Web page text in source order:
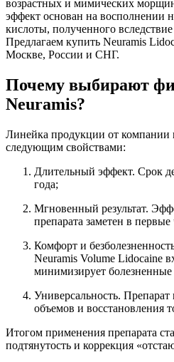
возрастных и мимических
эффект основан на восполнении
кислоты, полученного
Предлагаем купить Neuramis
Москве, России и СНГ.
Почему выбирают
Neuramis?
Линейка продукции от компании
следующим свойствами:
Длительный эффект. Срок
года;
Мгновенный результат.
препарата заметен в
Комфорт и
Neuramis Volume Lidocaine
минимизирует
Универсальность.
объемов и восстановления
Итогом применения препарата
подтянутость и коррекция